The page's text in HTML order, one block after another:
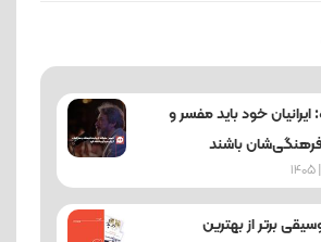
خود باید مفسر و
فرهنگی‌شان باشند
برتر از بهترین